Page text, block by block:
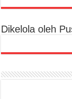
Dikelola oleh